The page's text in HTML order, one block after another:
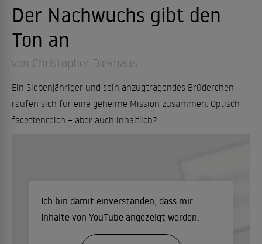
Der Nachwuchs gibt den
Ton an
von Christopher Diekhaus
Ein Siebenjähriger und sein anzugtragendes Brüderchen
raufen sich für eine geheime Mission zusammen. Optisch
facettenreich – aber auch inhaltlich?
Ich bin damit einverstanden, dass mir
Inhalte von YouTube angezeigt werden.